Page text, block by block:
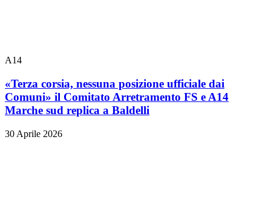
A14
«Terza corsia, nessuna posizione ufficiale dai
Comuni» il Comitato Arretramento FS e A14
Marche sud replica a Baldelli
30 Aprile 2026